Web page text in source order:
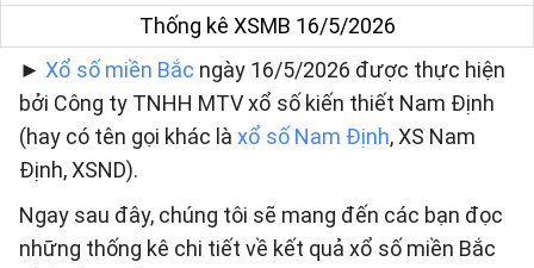
Thống kê XSMB 16/5/2026
► Xổ số miền Bắc ngày 16/5/2026 được thực hiện
bởi Công ty TNHH MTV xổ số kiến thiết Nam Định
(hay có tên gọi khác là xổ số Nam Định, XS Nam
Định, XSND).
Ngay sau đây, chúng tôi sẽ mang đến các bạn đọc
những thống kê chi tiết về kết quả xổ số miền Bắc